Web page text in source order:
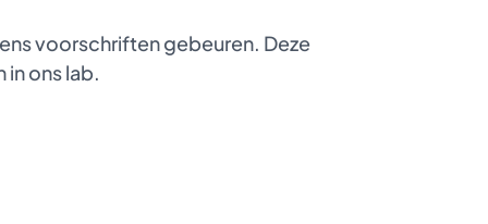
voorschriften gebeuren. Deze
ons lab.